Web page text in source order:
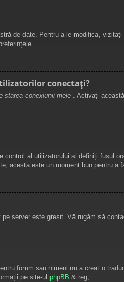
de date. Pentru a le modifica,
conectați?
starea conexiunii mele
. Activați
al utilizatorului și definiți fusul
acesta este un moment bun pentru a
server este greșit. Vă rugăm să
forum sau nimeni nu a creat o
pe site-ul phpBB & reg;